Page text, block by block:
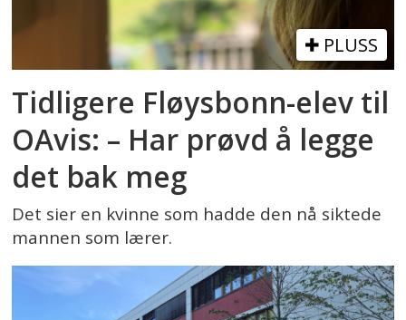
PLUSS
Tidligere Fløysbonn-elev til
OAvis: – Har prøvd å legge
det bak meg
Det sier en kvinne som hadde den nå siktede
mannen som lærer.